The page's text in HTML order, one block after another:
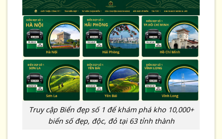
Truy cập Biển đẹp số 1 để khám phá kho 10,000+
biển số đẹp, độc, đỏ tại 63 tỉnh thành